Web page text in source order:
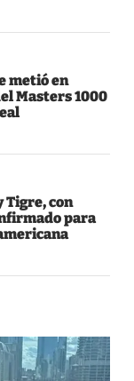
metió en
Masters 1000
Tigre, con
para